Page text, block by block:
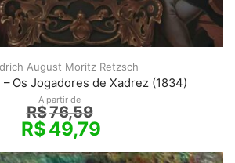
August Moritz Retzsch
Os Jogadores de Xadrez (1834)
A partir de
R$76,59
R$49,79